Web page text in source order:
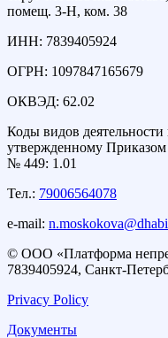
помещ. 3-Н, ком. 38
ИНН: 7839405924
ОГРН: 1097847165679
ОКВЭД: 62.02
Коды видов
утвержденному
№ 449: 1.01
Тел.: 79006564078
e-mail:
© OOО «Платформа
7839405924, Санкт-
Privacy Policy
Документы